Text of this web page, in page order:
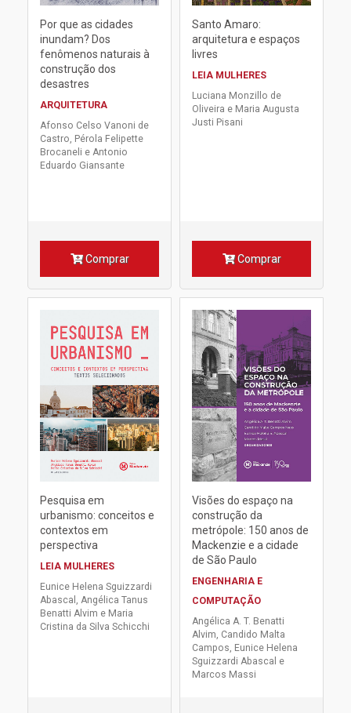
Por que as cidades
inundam? Dos
fenômenos naturais à
construção dos
desastres
ARQUITETURA
Afonso Celso Vanoni de
Castro, Pérola Felipette
Brocaneli e Antonio
Eduardo Giansante
Comprar
Santo Amaro:
arquitetura e espaços
livres
LEIA MULHERES
Luciana Monzillo de
Oliveira e Maria Augusta
Justi Pisani
Comprar
Pesquisa em
urbanismo: conceitos e
contextos em
perspectiva
LEIA MULHERES
Eunice Helena Sguizzardi
Abascal, Angélica Tanus
Benatti Alvim e Maria
Cristina da Silva Schicchi
Visões do espaço na
construção da
metrópole: 150 anos de
Mackenzie e a cidade
de São Paulo
ENGENHARIA E
COMPUTAÇÃO
Angélica A. T. Benatti
Alvim, Candido Malta
Campos, Eunice Helena
Sguizzardi Abascal e
Marcos Massi